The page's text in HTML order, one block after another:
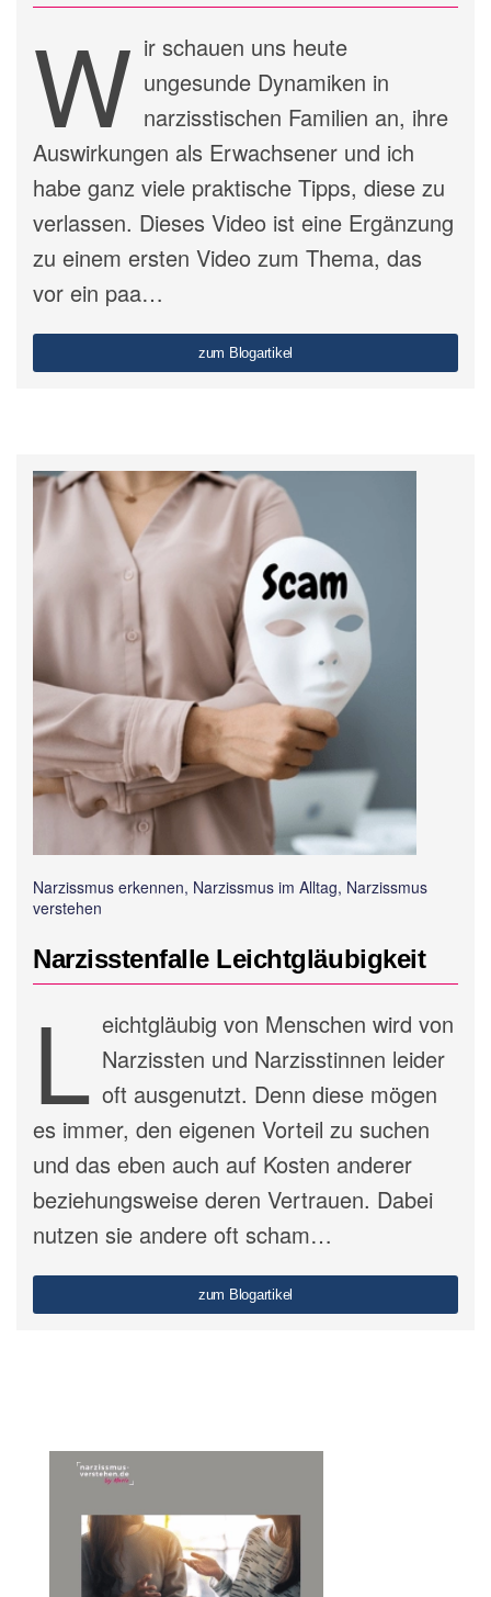
W ir schauen uns heute
ungesunde Dynamiken in
narzisstischen Familien an, ihre
Auswirkungen als Erwachsener und ich
habe ganz viele praktische Tipps, diese zu
verlassen. Dieses Video ist eine Ergänzung
zu einem ersten Video zum Thema, das
vor ein paa…
zum Blogartikel
Narzissmus erkennen, Narzissmus im Alltag, Narzissmus
verstehen
Narzisstenfalle Leichtgläubigkeit
L eichtgläubig von Menschen wird von
Narzissten und Narzisstinnen leider
oft ausgenutzt. Denn diese mögen
es immer, den eigenen Vorteil zu suchen
und das eben auch auf Kosten anderer
beziehungsweise deren Vertrauen. Dabei
nutzen sie andere oft scham…
zum Blogartikel